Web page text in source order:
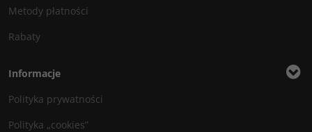
Metody płatności
Rabaty
Informacje
Polityka prywatności
Polityka „cookies”